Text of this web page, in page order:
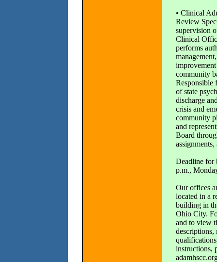
• Clinical
Review
supervision
Clinical
performs
community
Responsible
of state
discharge
crisis and
community
and
Board
Deadline for
p.m.,
Our offices
located in a
building in
Ohio City.
and to view
descriptions,
instructions,